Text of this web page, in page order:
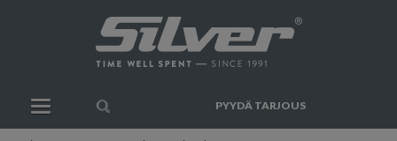
PYYDÄ TARJOUS